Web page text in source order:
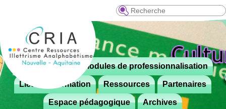
Recherche
Menu
principal
Aller
contenu
principal
Aller
contenu
secondaire
 Le CRIA Modules de professionnalisation
Lieux de formation Ressources Partenaires
Espace pédagogique Archives